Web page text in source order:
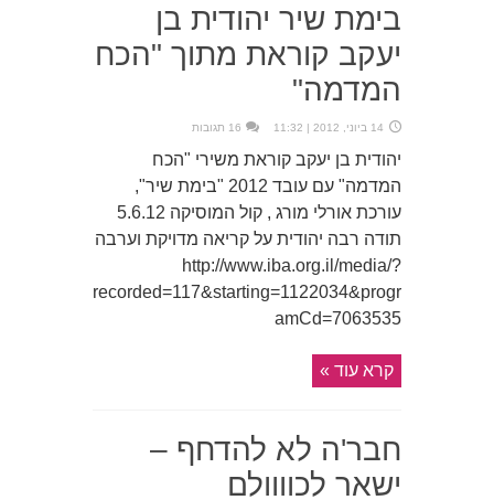
בימת שיר יהודית בן
יעקב קוראת מתוך "הכח
המדמה"
14 ביוני, 2012 | 11:32 16 תגובות
יהודית בן יעקב קוראת משירי "הכח
המדמה" עם עובד 2012 "בימת שיר",
עורכת אורלי מורג , קול המוסיקה 5.6.12
תודה רבה יהודית על קריאה מדויקת וערבה
http://www.iba.org.il/media/?
recorded=117&starting=1122034&progr
amCd=7063535
קרא עוד »
חבר'ה לא להדחף –
ישאר לכוווולם